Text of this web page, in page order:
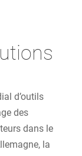
d’outils
des
dans le
la